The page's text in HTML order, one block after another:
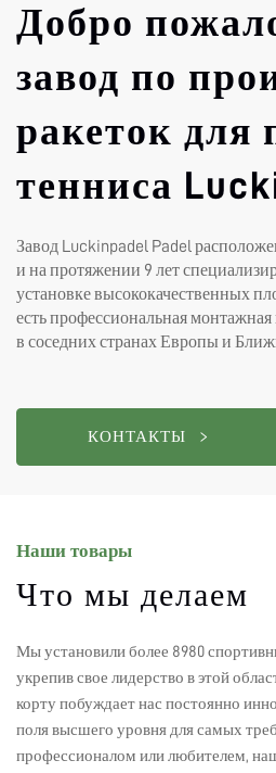
Добро
завод по
ракеток для
тенниса
Завод Luckinpadel Padel
и на протяжении 9 лет
установке высококачественных
есть профессиональная монтажная
в соседних странах Европы и
КОНТАКТЫ
Наши товары
Что мы делаем
Мы установили более 8980
укрепив свое лидерство в этой
корту побуждает нас постоянно
поля высшего уровня для самых
профессионалом или любителем,